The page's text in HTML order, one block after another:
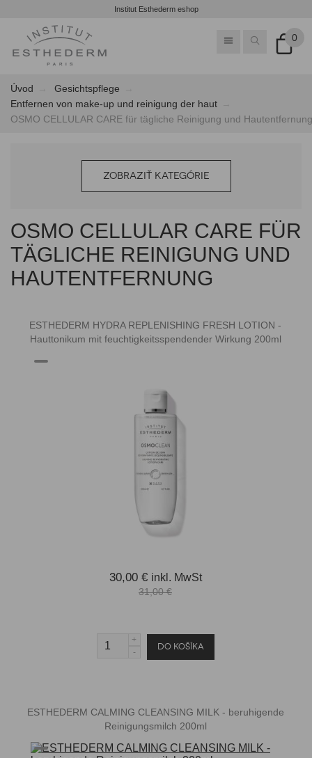
Institut Esthederm eshop
0
Úvod
Gesichtspflege
Entfernen von make-up und reinigung der haut
OSMO CELLULAR CARE für tägliche Reinigung und Hautentfernung
ZOBRAZIŤ KATEGÓRIE
OSMO CELLULAR CARE FÜR
TÄGLICHE REINIGUNG UND
HAUTENTFERNUNG
ESTHEDERM HYDRA REPLENISHING FRESH LOTION -
Hauttonikum mit feuchtigkeitsspendender Wirkung 200ml
30,00 € inkl. MwSt
31,00 €
ESTHEDERM CALMING CLEANSING MILK - beruhigende
Reinigungsmilch 200ml